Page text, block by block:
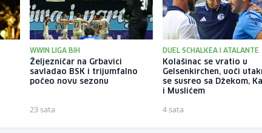
WWIN LIGA BIH
Željezničar na Grbavici
savladao BSK i trijumfalno
počeo novu sezonu
23 sata
DUEL SCHALKEA I ATALANTE
Kolašinac se vratio u
Gelsenkirchen, uoči
se susreo sa Džekom,
i Muslićem
4 sata